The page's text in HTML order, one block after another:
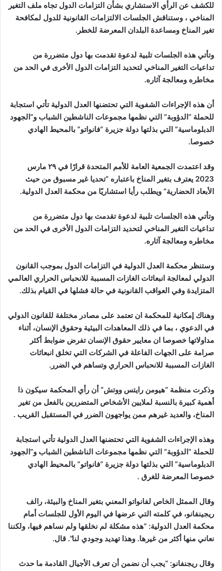
للكشف عن الرأي الاستشاري بشأن التزامات الدول تجاه ملف التغير
المناخي ، وستناقش الجلسات الالتزامات القانونية للدول لمكافحة
تغير المناخ ومساعدة البلدان المعرضة للخطر.
وتأتي هذه الجلسات تلبية لدعوة تقدمت بها دول متضررة من
تداعيات التغير المناخي لتحديد التزامات الدول الأخرى في الحد من
مخاطره ومعالجة آثاره.
أن هذه الإجراءات الشفوية التي تحتضنها العدل الدولية تأتي استجابة
للحملة “الدؤوبة” التي نظمها مجموعات الناشطين الشباب و”الجهود
الدبلوماسية” التي بذلتها دولة جزيرة “فانواتو” بالمحيط الهادي
خصوصا.
وقد اعتمدت الجمعية العامة للأمم المتحدة قرارًا في ٢٩ مارس
2023 يعترف بتغير المناخ باعتباره “تحديا غير مسبوق من حيث
الأبعاد الحضارية” ويطلب رأيا استشاريًا من محكمة العدل الدولية.
وتأتي هذه الجلسات تلبية لدعوة تقدمت بها دول متضررة من
تداعيات التغير المناخي لتحديد التزامات الدول الأخرى في الحد من
مخاطره ومعالجة آثاره.
وستنظر محكمة العدل الدولية في التزامات الدول بموجب القانون
الدولي لمعالجة انبعاثات الغازات المسببة للانحباس الحراري العالمي
المتزايدة وفي العواقب القانونية في حالة فشلها في القيام بذلك.
وهناك إمكانية للمحكمة ان تعتمد على مصادر مختلفة للقانون الدولي
في الدعوي ، بما في ذلك المعاهدات البيئية وحقوق الإنسان، أثناء
مداولاتها خصوصا ان معايير حقوق الإنسان تفرض ضوابط أكثر
صرامة على الجهات الفاعلة في الشركات التي تخلق انبعاثات
الغازات المسببة للانحباس الحراري وتساهم في الضرر.
وذكرت منظمة “هيومن رايتس ووتش” أن رأي المحكمة سيكون ذا
أهمية كبيرة بالنسبة لملايين الأشخاص المتضررين بالفعل من تغير
المناخ، والعديد غيرهم ممن يواجهون الضرر في المستقبل القريب .
وهذه الإجراءات الشفوية التي تحتضنها العدل الدولية تأتي استجابة
للحملة “الدؤوبة” التي نظمها مجموعات الناشطين الشباب و”الجهود
الدبلوماسية” التي بذلتها دولة جزيرة “فانواتو” بالمحيط الهادي
خصوصا المعرضة للغرق .
وقال الممثل الخاص لفانواتو المعني بتغير المناخ والبيئة، رالف
ريجينفانو، في كلمته التي عرضها في اليوم الأول للجلسات أمام
محكمة العدل الدولية: “هذه مشكلة لم نخلقها ولم نساهم فيها، ولكننا
نعاني منها أكثر من غيرها. وهذا تهديد وجودي لنا”. قال.
وقال ريجنفانو: “يجب أن نضمن أن تعرف الأجيال القادمة ما حدث